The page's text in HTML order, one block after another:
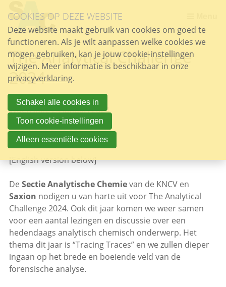
links
over
Spring
naar
de
inhoud
naar
het
menu
The Analytical Challenge
2024
Woensdag 24 januari 2024
TRACING TRACES
[English version below]
De Sectie Analytische Chemievan de KNCV en
Saxion nodigen u van harte uit voor The Analytical
Challenge 2024. Ook dit jaar komen we weer samen
voor een aantal lezingen en discussie over een
hedendaags analytisch chemisch onderwerp. Het
thema dit jaar is “Tracing Traces” en we zullen dieper
ingaan op het brede en boeiende veld van de
forensische analyse.
COOKIES OP DEZE WEBSITE
Deze website maakt gebruik van cookies om goed te
functioneren. Als je wilt aanpassen welke cookies we
mogen gebruiken, kan je jouw cookie-instellingen
wijzigen. Meer informatie is beschikbaar in onze
privacyverklaring.
Schakel alle cookies in
Toon cookie-instellingen
Alleen essentiële cookies